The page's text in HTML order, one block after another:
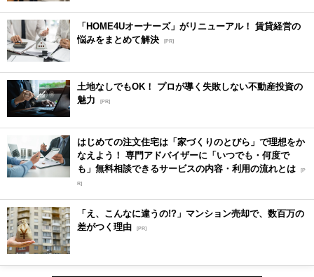
「HOME4Uオーナーズ」がリニューアル！ 賃貸経営の
悩みをまとめて解決 [PR]
土地なしでもOK！ プロが導く失敗しない不動産投資の
魅力
[PR]
はじめての注文住宅は「家づくりのとびら」で理想をか
なえよう！ 専門アドバイザーに「いつでも・何度で
も」無料相談できるサービスの内容・利用の流れとは [P
R]
「え、こんなに違うの!?」マンション売却で、数百万の
差がつく理由 [PR]